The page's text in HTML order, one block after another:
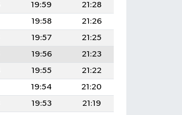
19:59
21:28
19:58
21:26
19:57
21:25
19:56
21:23
19:55
21:22
19:54
21:20
19:53
21:19